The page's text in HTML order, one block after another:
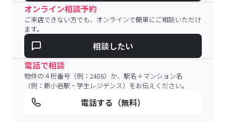
オンライン相談予約
ご来店できない方でも、オンラインで簡単にご相談いただけ
ます。
相談したい
電話で相談
物件の４桁番号（例：2486）か、駅名＋マンション名
（例：新小岩駅・学生レジデンス）をお伝えください。
電話する（無料）